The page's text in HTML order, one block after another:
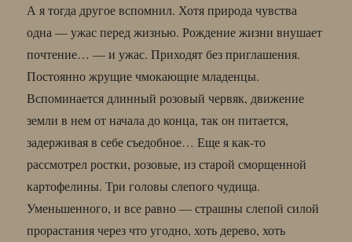
А я тогда другое вспомнил. Хотя природа чувства
одна — ужас перед жизнью. Рождение жизни внушает
почтение… — и ужас. Приходят без приглашения.
Постоянно жрущие чмокающие младенцы.
Вспоминается длинный розовый червяк, движение
земли в нем от начала до конца, так он питается,
задерживая в себе съедобное… Еще я как-то
рассмотрел ростки, розовые, из старой сморщенной
картофелины. Три головы слепого чудища.
Уменьшенного, и все равно — страшны слепой силой
прорастания через что угодно, хоть дерево, хоть